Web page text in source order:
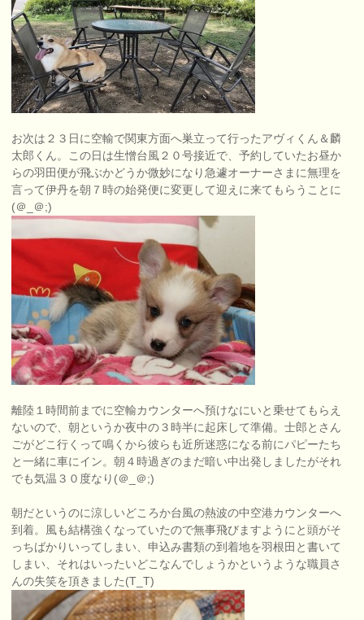
お次は２３日に空輸で関東方面へ巣立って行ったアヴィくん＆麟
太郎くん。この日は生憎台風２０号接近で、予約していたお昼か
らの羽田便が飛ぶかどうか微妙になり急遽オーナーさまに無理を
言って伊丹を朝７時の始発便に変更して迎えに来てもらうことに
(＠_＠;)
離陸１時間前までに空輸カウンターへ預けなにいと乗せてもらえ
ないので、朝というか夜中の３時半に起床して準備。士郎とさん
ごがどこ行くって鳴くから彼らも近所迷惑になる前にパピーたち
と一緒に車にイン。朝４時過ぎのまだ暗い中出発しましたがそれ
でも気温３０度なり(＠_＠;)
朝だというのに涼しいどころか台風の熱波の中空港カウンターへ
到着。風も結構強くなっていたので無事飛びますようにと頭がそ
っちばかりいってしまい、申込み書類の到着地を羽根田と書いて
しまい、それはいったいどこなんでしょうかというような職員さ
んの失笑を頂きました(T_T)